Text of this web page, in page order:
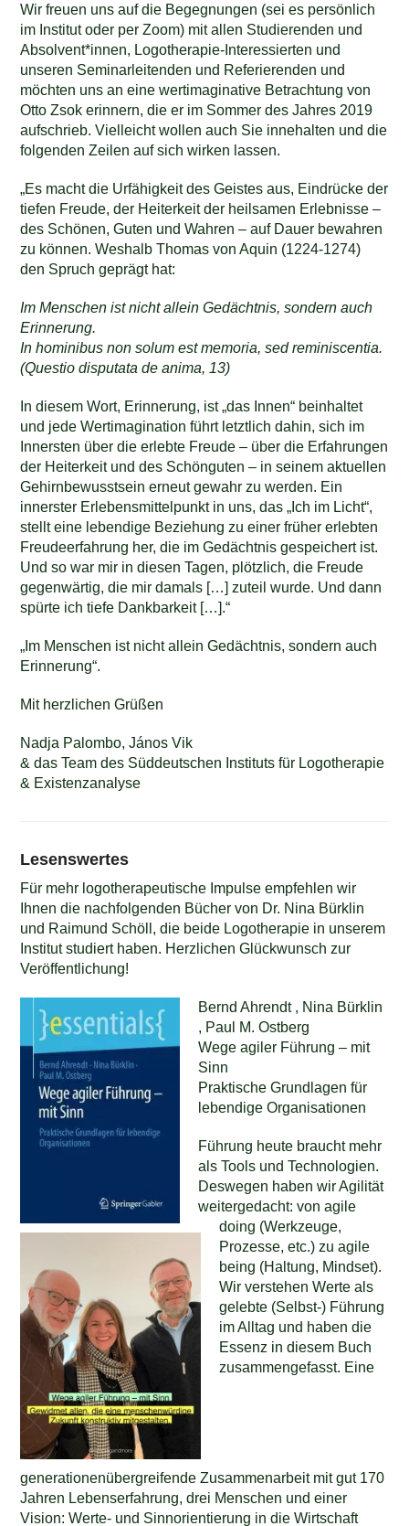
Wir freuen uns auf die Begegnungen (sei es persönlich
im Institut oder per Zoom) mit allen Studierenden und
Absolvent*innen, Logotherapie-Interessierten und
unseren Seminarleitenden und Referierenden und
möchten uns an eine wertimaginative Betrachtung von
Otto Zsok erinnern, die er im Sommer des Jahres 2019
aufschrieb. Vielleicht wollen auch Sie innehalten und die
folgenden Zeilen auf sich wirken lassen.
„Es macht die Urfähigkeit des Geistes aus, Eindrücke der
tiefen Freude, der Heiterkeit der heilsamen Erlebnisse –
des Schönen, Guten und Wahren – auf Dauer bewahren
zu können. Weshalb Thomas von Aquin (1224-1274)
den Spruch geprägt hat:
Im Menschen ist nicht allein Gedächtnis, sondern auch
Erinnerung.
In hominibus non solum est memoria, sed reminiscentia.
(Questio disputata de anima, 13)
In diesem Wort, Erinnerung, ist „das Innen“ beinhaltet
und jede Wertimagination führt letztlich dahin, sich im
Innersten über die erlebte Freude – über die Erfahrungen
der Heiterkeit und des Schönguten – in seinem aktuellen
Gehirnbewusstsein erneut gewahr zu werden. Ein
innerster Erlebensmittelpunkt in uns, das „Ich im Licht“,
stellt eine lebendige Beziehung zu einer früher erlebten
Freudeerfahrung her, die im Gedächtnis gespeichert ist.
Und so war mir in diesen Tagen, plötzlich, die Freude
gegenwärtig, die mir damals […] zuteil wurde. Und dann
spürte ich tiefe Dankbarkeit […].“
„Im Menschen ist nicht allein Gedächtnis, sondern auch
Erinnerung“.
Mit herzlichen Grüßen
Nadja Palombo, János Vik
& das Team des Süddeutschen Instituts für Logotherapie
& Existenzanalyse
Lesenswertes
Für mehr logotherapeutische Impulse empfehlen wir
Ihnen die nachfolgenden Bücher von Dr. Nina Bürklin
und Raimund Schöll, die beide Logotherapie in unserem
Institut studiert haben. Herzlichen Glückwunsch zur
Veröffentlichung!
Bernd Ahrendt , Nina Bürklin
, Paul M. Ostberg
Wege agiler Führung – mit
Sinn
Praktische Grundlagen für
lebendige Organisationen
Führung heute braucht mehr
als Tools und Technologien.
Deswegen haben wir Agilität
weitergedacht: von agile
doing (Werkzeuge,
Prozesse, etc.) zu agile
being (Haltung, Mindset).
Wir verstehen Werte als
gelebte (Selbst-) Führung
im Alltag und haben die
Essenz in diesem Buch
zusammengefasst. Eine
generationenübergreifende Zusammenarbeit mit gut 170
Jahren Lebenserfahrung, drei Menschen und einer
Vision: Werte- und Sinnorientierung in die Wirtschaft